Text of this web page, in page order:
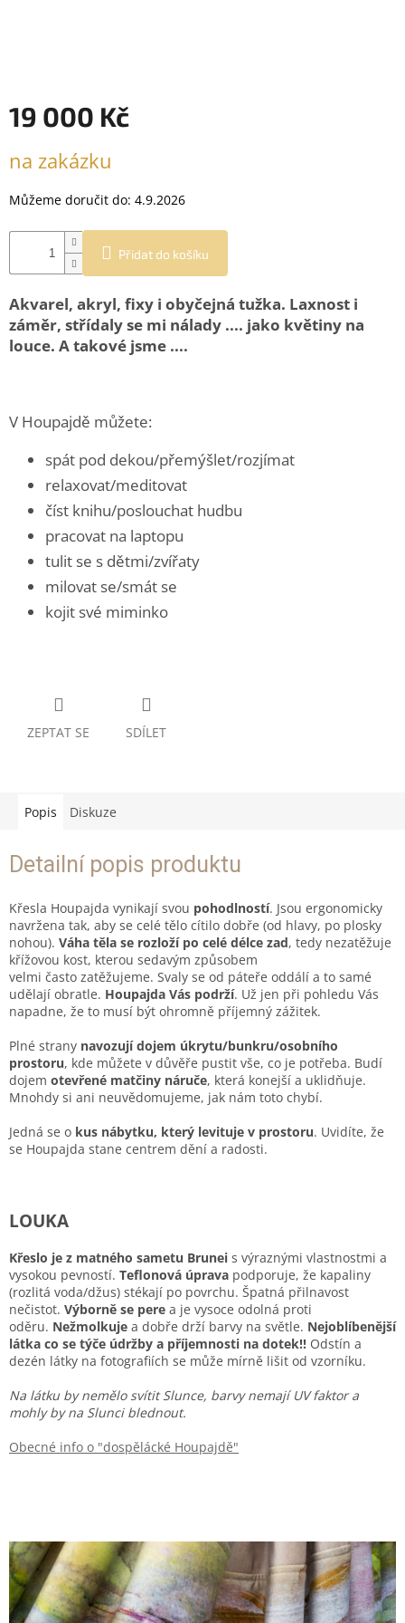
19 000 Kč
cena:
na zakázku
Můžeme doručit do: 4.9.2026
Přidat do košíku
Akvarel, akryl, fixy i obyčejná tužka. Laxnost i
záměr, střídaly se mi nálady .... jako květiny na
louce. A takové jsme ....
V Houpajdě můžete:
spát pod dekou/přemýšlet/rozjímat
relaxovat/meditovat
číst knihu/poslouchat hudbu
pracovat na laptopu
tulit se s dětmi/zvířaty
milovat se/smát se
kojit své miminko
ZEPTAT SE SDÍLET
Popis Diskuze
Detailní popis produktu
Křesla Houpajda vynikají svou pohodlností. Jsou ergonomicky
navržena tak, aby se celé tělo cítilo dobře (od hlavy, po plosky
nohou). Váha těla se rozloží po celé délce zad, tedy nezatěžuje
křížovou kost, kterou sedavým způsobem
velmi často zatěžujeme. Svaly se od páteře oddálí a to samé
udělají obratle. Houpajda Vás podrží. Už jen při pohledu Vás
napadne, že to musí být ohromně příjemný zážitek.
Plné strany navozují dojem úkrytu/bunkru/osobního
prostoru, kde můžete v důvěře pustit vše, co je potřeba. Budí
dojem otevřené matčiny náruče, která konejší a uklidňuje.
Mnohdy si ani neuvědomujeme, jak nám toto chybí.
Jedná se o kus nábytku, který levituje v prostoru. Uvidíte, že
se Houpajda stane centrem dění a radosti.
LOUKA
Křeslo je z matného sametu Brunei s výraznými vlastnostmi a
vysokou pevností. Teflonová úprava podporuje, že kapaliny
(rozlitá voda/džus) stékají po povrchu. Špatná přilnavost
nečistot. Výborně se pere a je vysoce odolná proti
oděru. Nežmolkuje a dobře drží barvy na světle. Nejoblíbenější
látka co se týče údržby a příjemnosti na dotek!! Odstín a
dezén látky na fotografiích se může mírně lišit od vzorníku.
Na látku by nemělo svítit Slunce, barvy nemají UV faktor a
mohly by na Slunci blednout.
Obecné info o "dospělácké Houpajdě"